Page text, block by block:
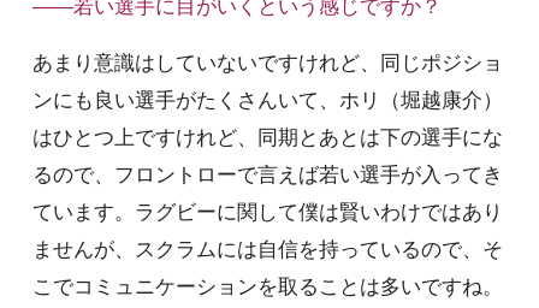
――若い選手に目がいくという感じですか？
あまり意識はしていないですけれど、同じポジショ
ンにも良い選手がたくさんいて、ホリ（堀越康介）
はひとつ上ですけれど、同期とあとは下の選手にな
るので、フロントローで言えば若い選手が入ってき
ています。ラグビーに関して僕は賢いわけではあり
ませんが、スクラムには自信を持っているので、そ
こでコミュニケーションを取ることは多いですね。